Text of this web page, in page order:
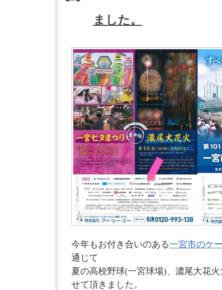
ました。
今年もお付き合いのある一宮市のケ
通じて
夏の高校野球(一宮球場)、濃尾大花
せて頂きました。